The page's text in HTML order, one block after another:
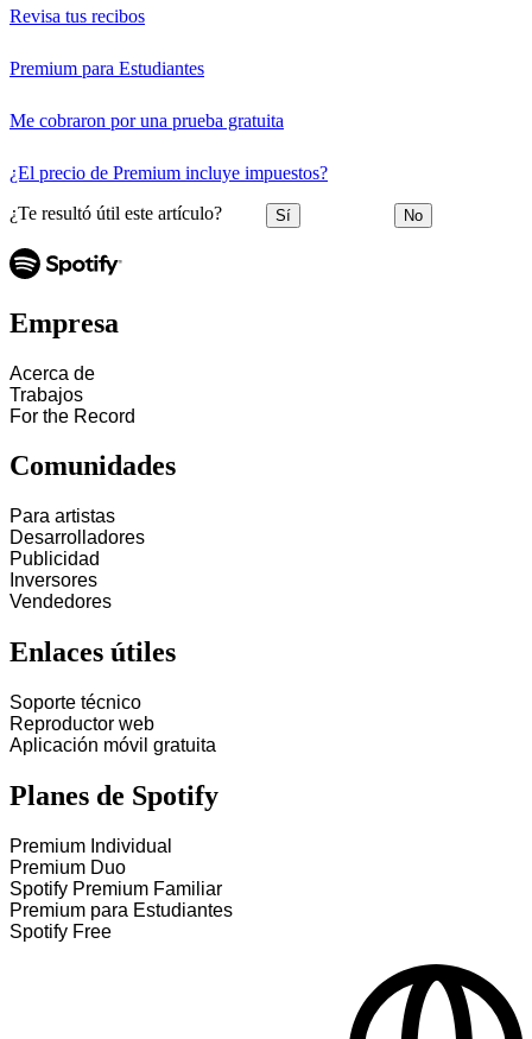
Revisa tus recibos
Premium para Estudiantes
Me cobraron por una prueba gratuita
¿El precio de Premium incluye impuestos?
¿Te resultó útil este artículo? Sí No
Empresa
Acerca de
Trabajos
For the Record
Comunidades
Para artistas
Desarrolladores
Publicidad
Inversores
Vendedores
Enlaces útiles
Soporte técnico
Reproductor web
Aplicación móvil gratuita
Planes de Spotify
Premium Individual
Premium Duo
Spotify Premium Familiar
Premium para Estudiantes
Spotify Free